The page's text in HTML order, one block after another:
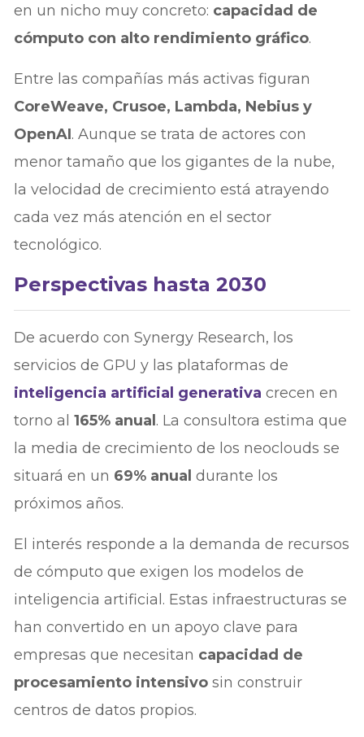
en un nicho muy concreto: capacidad de
cómputo con alto rendimiento gráfico.
Entre las compañías más activas figuran
CoreWeave, Crusoe, Lambda, Nebius y
OpenAI. Aunque se trata de actores con
menor tamaño que los gigantes de la nube,
la velocidad de crecimiento está atrayendo
cada vez más atención en el sector
tecnológico.
Perspectivas hasta 2030
De acuerdo con Synergy Research, los
servicios de GPU y las plataformas de
inteligencia artificial generativacrecen en
torno al165% anual . La consultora estima que
la media de crecimiento de los neoclouds se
situará en un 69% anual durante los
próximos años.
El interés responde a la demanda de recursos
de cómputo que exigen los modelos de
inteligencia artificial. Estas infraestructuras se
han convertido en un apoyo clave para
empresas que necesitan capacidad de
procesamiento intensivo sin construir
centros de datos propios.